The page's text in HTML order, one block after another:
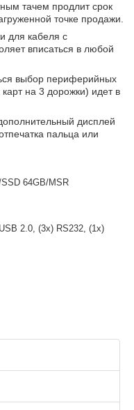
тачем продлит срок
точке продажи.
для кабеля с
вписаться в любой
выбор периферийных
на 3 дорожки) идет в
дисплей
пальца или
64GB/MSR
2.0, (3x) RS232, (1x)